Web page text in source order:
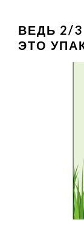
ВЕДЬ 2/
ЭТО